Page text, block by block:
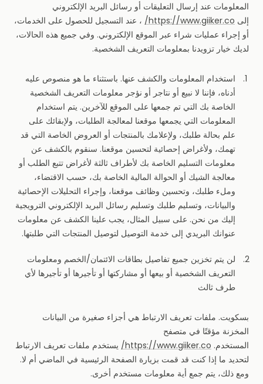
المعلومات عند إرسال التعليقات أو رسائل البريد الإلكتروني
إلى https://www.giiker.co/ ، عند التسجيل للحصول على الخدمات،
أو إجراء عمليات شراء عبر الموقع الإلكتروني. وفي جميع هذه الحالات،
لديك خيار تزويدنا بمعلومات التعريف الشخصية.
استخدام المعلومات والكشف عنها. باستثناء ما هو منصوص عليه
أدناه، فإننا لا نبيع أو نتاجر أو نؤجر معلومات التعريف الشخصية
الخاصة بك التي تم جمعها على الموقع للآخرين. يتم استخدام
المعلومات التي يجمعها موقعنا لمعالجة الطلبات، ولإبقائك على
علم بحالة طلبك، ولإعلامك بالمنتجات أو العروض الخاصة التي قد
تهمك، ولأغراض إحصائية لتحسين موقعنا. سنقوم بالكشف عن
معلومات التسليم الخاصة بك لأطراف ثالثة لأغراض تتبع الطلب أو
معالجة الشيك أو الحوالة المالية الخاصة بك، حسب الاقتضاء،
وملء طلبك، وتحسين وظائف موقعنا، وإجراء التحليلات الإحصائية
والبيانات، وتسليم طلبك وتسليم رسائل البريد الإلكتروني الترويجية
إليك من نحن. على سبيل المثال، يجب علينا الكشف عن معلومات
عنوانك البريدي إلى خدمة التوصيل لتوصيل المنتجات التي طلبتها.
لن يتم تخزين جميع تفاصيل بطاقات الائتمان/الخصم ومعلومات
التعريف الشخصية أو بيعها أو مشاركتها أو تأجيرها أو تأجيرها لأي
طرف ثالث
بسكويت. ملفات تعريف الارتباط هي أجزاء صغيرة من البيانات
المخزنة مؤقتًا في متصفح
المستخدم. https://www.giiker.co/ يستخدم ملفات تعريف الارتباط
لتحديد ما إذا كنت قد قمت بزيارة الصفحة الرئيسية في الماضي أم لا.
ومع ذلك، يتم جمع أية معلومات مستخدم أخرى.